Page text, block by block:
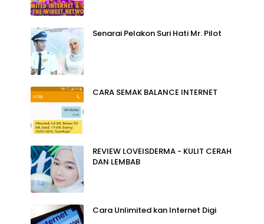
Senarai Pelakon Suri Hati Mr. Pilot
CARA SEMAK BALANCE INTERNET
REVIEW LOVEISDERMA - KULIT CERAH
DAN LEMBAB
Cara Unlimited kan Internet Digi